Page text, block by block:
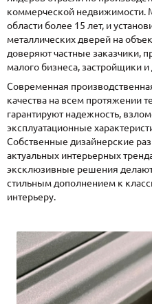
коммерческой
области более 15 лет, и
металлических дверей на
доверяют частные заказчики,
малого бизнеса, застройщики
Современная
качества на всем протяжении
гарантируют надежность,
эксплуатационные
Собственные дизайнерские
актуальных интерьерных
эксклюзивные решения
стильным дополнением к
интерьеру.